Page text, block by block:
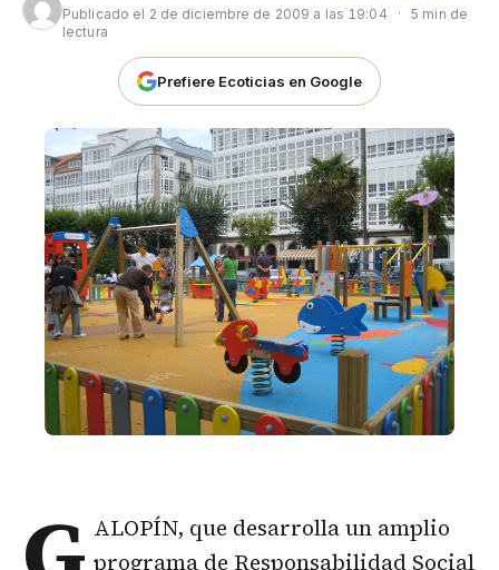
Publicado el 2 de diciembre de 2009 a las 19:04 ·
5 min de
lectura
Prefiere Ecoticias en Google
ALOPÍN, que desarrolla un amplio
programa de Responsabilidad Social